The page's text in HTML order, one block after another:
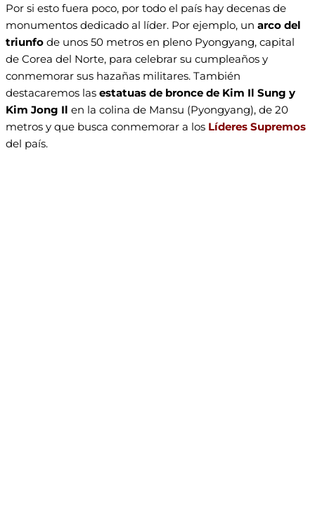
Por si esto fuera poco, por todo el país hay decenas de
monumentos dedicado al líder. Por ejemplo, un arco del
triunfo de unos 50 metros en pleno Pyongyang, capital
de Corea del Norte, para celebrar su cumpleaños y
conmemorar sus hazañas militares. También
destacaremos las estatuas de bronce de Kim Il Sung y
Kim Jong Il en la colina de Mansu (Pyongyang), de 20
metros y que busca conmemorar a los Líderes Supremos
del país.